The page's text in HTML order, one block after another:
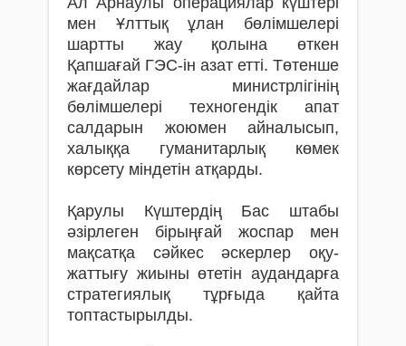
мен Ұлттық ұлан бөлімшелері
шартты жау қолына өткен
Қапшағай ГЭС-ін азат етті. Төтенше
жағдайлар министрлігінің
бөлімшелері техногендік апат
салдарын жоюмен айналысып,
халыққа гуманитарлық көмек
көрсету міндетін атқарды.
Қарулы Күштердің Бас штабы
әзірлеген бірыңғай жоспар мен
мақсатқа сәйкес әскерлер оқу-
жаттығу жиыны өтетін аудандарға
стратегиялық тұрғыда қайта
топтастырылды.